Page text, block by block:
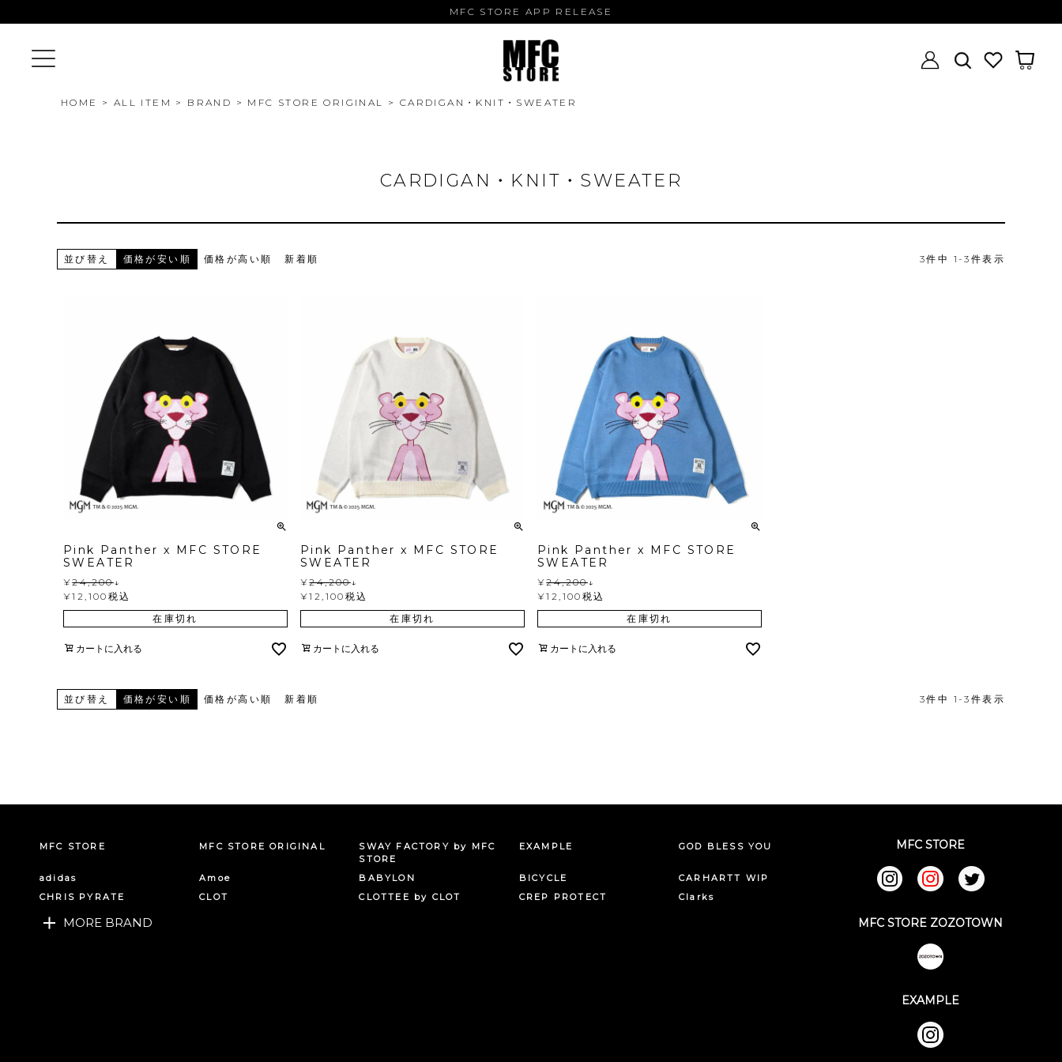
MFC STORE APP RELEASE
HOME ALL ITEM BRAND MFC STORE ORIGINAL CARDIGAN・KNIT・SWEATER
CARDIGAN・KNIT・SWEATER
並び替え 価格が安い順 価格が高い順 新着順 3件中 1 -3 件表示
Pink Panther x MFC STORE
SWEATER
¥24,200↓
¥12,100 税込
在庫切れ
カートに入れる
Pink Panther x MFC STORE
SWEATER
¥24,200↓
¥12,100 税込
在庫切れ
カートに入れる
Pink Panther x MFC STORE
SWEATER
¥24,200↓
¥12,100 税込
在庫切れ
カートに入れる
並び替え 価格が安い順 価格が高い順 新着順 3件中 1 -3 件表示
MFC STORE MFC STORE ORIGINAL
SWAY FACTORY by MFC
STORE
EXAMPLE GOD BLESS YOU
adidas Amoe BABYLON BICYCLE
CARHARTT WIP
CHRIS PYRATE
CLOT CLOTTEE by CLOT CREP PROTECT Clarks
MORE BRAND
MFC STORE
MFC STORE ZOZOTOWN
EXAMPLE